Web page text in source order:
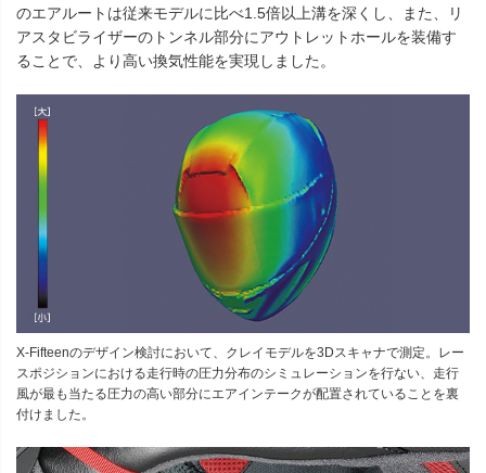
のエアルートは従来モデルに比べ1.5倍以上溝を深くし、また、リ
アスタビライザーのトンネル部分にアウトレットホールを装備す
ることで、より高い換気性能を実現しました。
X-Fifteenのデザイン検討において、クレイモデルを3Dスキャナで測定。レー
スポジションにおける走行時の圧力分布のシミュレーションを行ない、走行
風が最も当たる圧力の高い部分にエアインテークが配置されていることを裏
付けました。